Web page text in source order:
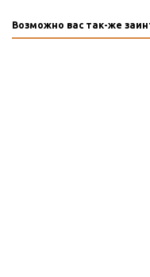
Возможно вас так-же